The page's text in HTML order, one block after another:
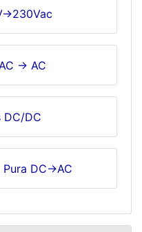
>230Vac
-> AC
DC/DC
DC->AC